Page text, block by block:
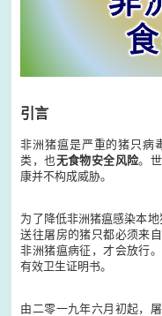
引言
非洲猪瘟是严重的猪只病
类，也无食物安全风险。
康并不构成威胁。
为了降低非洲猪瘟感染本
送往屠房的猪只都必须来
非洲猪瘟病征，才会放行
有效卫生证明书。
由二零一九年六月初起，